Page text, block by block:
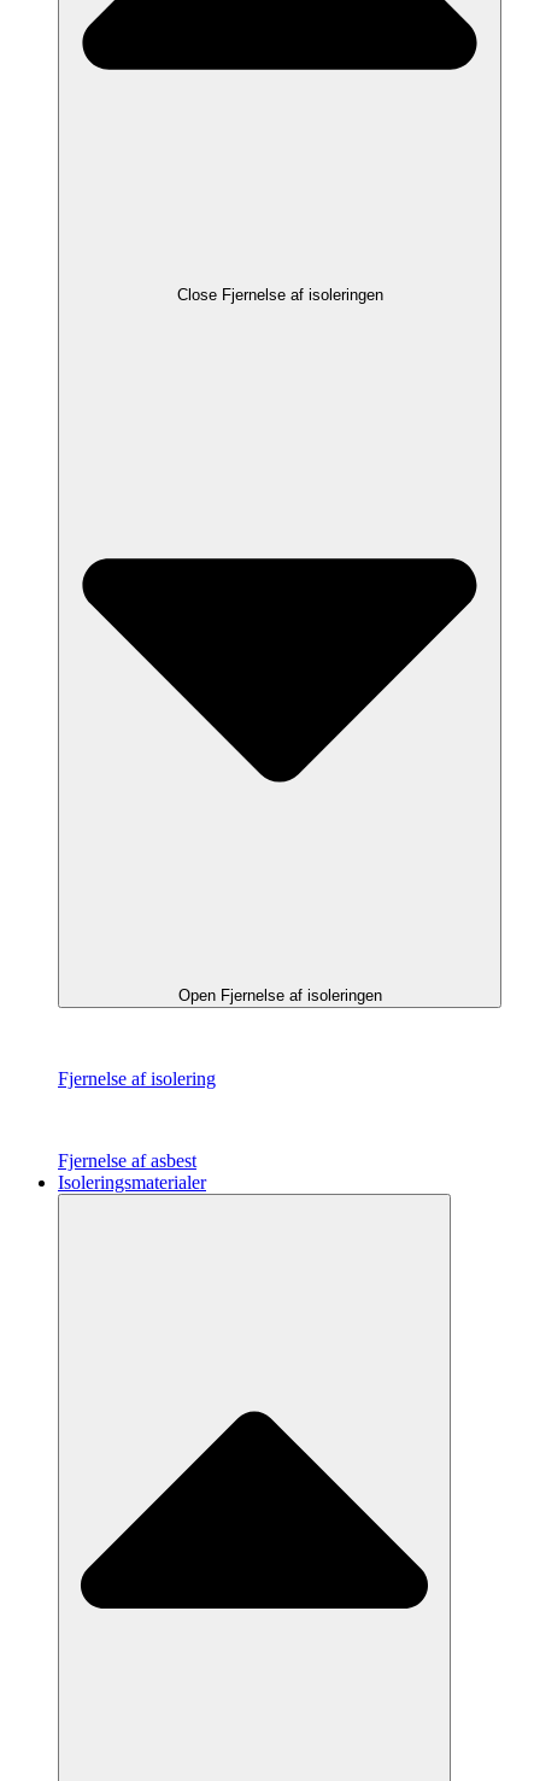
Close Fjernelse af isoleringen
Open Fjernelse af isoleringen
Fjernelse af isolering
Fjernelse af asbest
Isoleringsmaterialer